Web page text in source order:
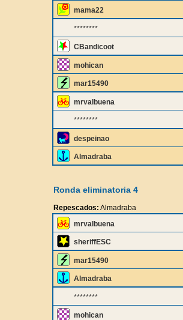
mama22
********
CBandicoot
mohican
mar15490
mrvalbuena
********
despeinao
Almadraba
Ronda eliminatoria 4
Repescados: Almadraba
mrvalbuena
sheriffESC
mar15490
Almadraba
********
mohican